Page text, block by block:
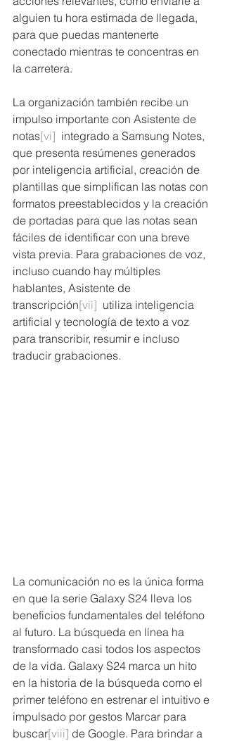
alguien tu hora estimada de llegada,
para que puedas mantenerte
conectado mientras te concentras en
la carretera.
La organización también recibe un
impulso importante con Asistente de
notas[vi] integrado a Samsung Notes,
que presenta resúmenes generados
por inteligencia artificial, creación de
plantillas que simplifican las notas con
formatos preestablecidos y la creación
de portadas para que las notas sean
fáciles de identificar con una breve
vista previa. Para grabaciones de voz,
incluso cuando hay múltiples
hablantes, Asistente de
transcripción[vii] utiliza inteligencia
artificial y tecnología de texto a voz
para transcribir, resumir e incluso
traducir grabaciones.
La comunicación no es la única forma
en que la serie Galaxy S24 lleva los
beneficios fundamentales del teléfono
al futuro. La búsqueda en línea ha
transformado casi todos los aspectos
de la vida. Galaxy S24 marca un hito
en la historia de la búsqueda como el
primer teléfono en estrenar el intuitivo e
impulsado por gestos Marcar para
buscar[viii] de Google. Para brindar a